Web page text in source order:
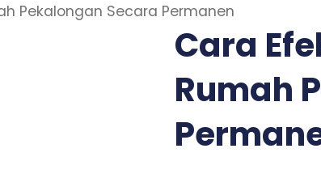
Pekalongan Secara Permanen
Cara
Rumah